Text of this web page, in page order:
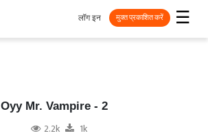
☰
लॉग इन मुक्त प्रकाशित करें
Oyy Mr. Vampire - 2
2.2k 1k